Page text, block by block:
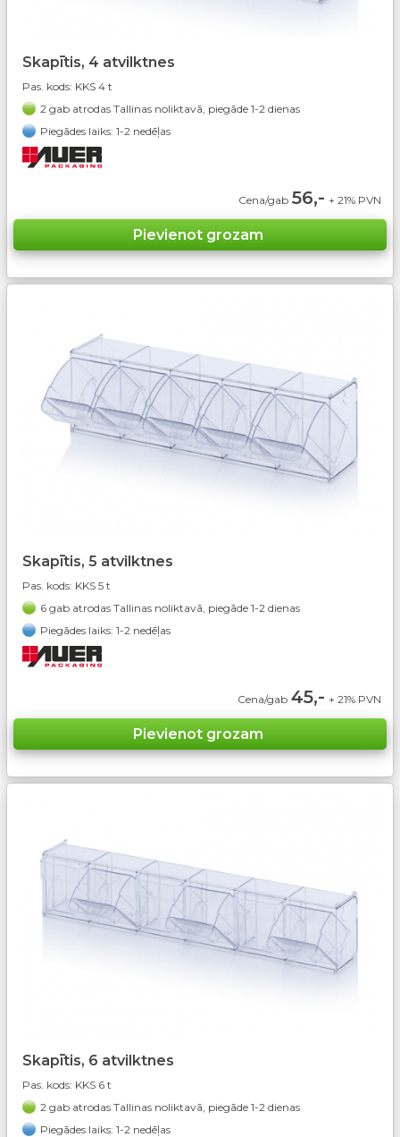
Skapītis, 4 atvilktnes
Pas. kods: KKS 4 t
2 gab atrodas Tallinas noliktavā, piegāde 1-2 dienas
Piegādes laiks: 1-2 nedēļas
Cena/gab 56,- + 21% PVN
Skapītis, 5 atvilktnes
Pas. kods: KKS 5 t
6 gab atrodas Tallinas noliktavā, piegāde 1-2 dienas
Piegādes laiks: 1-2 nedēļas
Cena/gab 45,- + 21% PVN
Skapītis, 6 atvilktnes
Pas. kods: KKS 6 t
2 gab atrodas Tallinas noliktavā, piegāde 1-2 dienas
Piegādes laiks: 1-2 nedēļas